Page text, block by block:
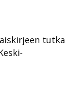
tutka